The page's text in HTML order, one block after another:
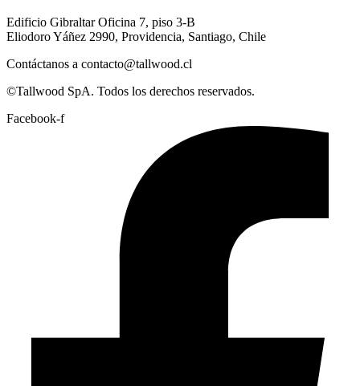
Edificio Gibraltar Oficina 7, piso 3-B
Eliodoro Yáñez 2990, Providencia, Santiago, Chile
Contáctanos a contacto@tallwood.cl
©Tallwood SpA. Todos los derechos reservados.
Facebook-f